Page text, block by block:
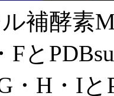
補酵素
Fと
・H・I